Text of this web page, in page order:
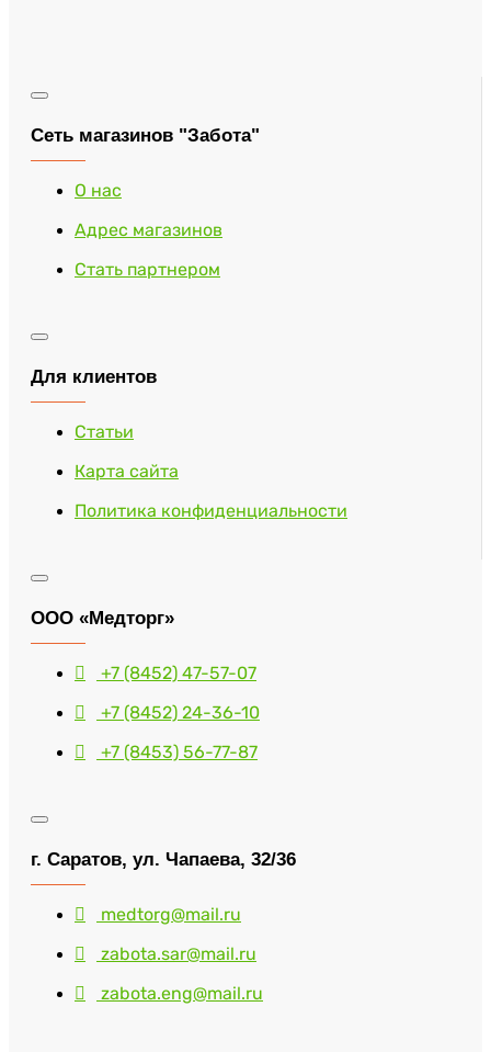
Сеть магазинов "Забота"
О нас
Адрес магазинов
Стать партнером
Для клиентов
Статьи
Карта сайта
Политика конфиденциальности
ООО «Медторг»
+7 (8452) 47-57-07
+7 (8452) 24-36-10
+7 (8453) 56-77-87
г. Саратов, ул. Чапаева, 32/36
medtorg@mail.ru
zabota.sar@mail.ru
zabota.eng@mail.ru